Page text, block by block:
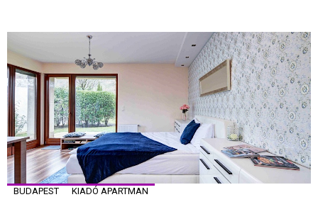
BUDAPEST KIADÓ APARTMAN